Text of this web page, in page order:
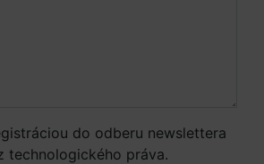
do odberu newslettera
technologického práva.